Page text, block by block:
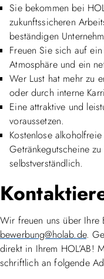
Sie bekommen bei
zukunftssicheren
beständigen
Freuen Sie sich auf
Atmosphäre und ein
Wer Lust hat mehr zu
oder durch interne
Eine attraktive und
voraussetzen.
Kostenlose
Getränkegutscheine
selbstverständlich.
Wir freuen uns über Ihre
bewerbung@holab.de.
direkt in Ihrem HOL’AB!
schriftlich an folgende